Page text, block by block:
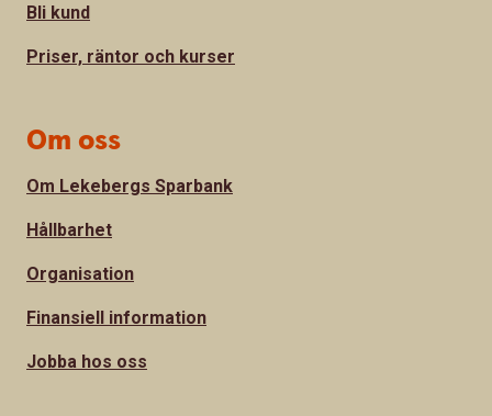
Bli kund
Priser, räntor och kurser
Om oss
Om Lekebergs Sparbank
Hållbarhet
Organisation
Finansiell information
Jobba hos oss